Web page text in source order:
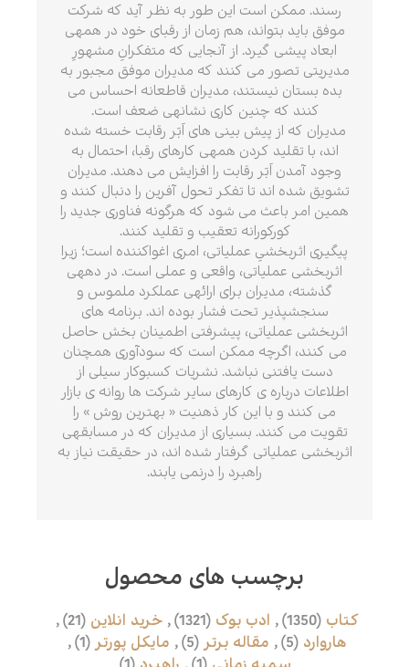
رسند. ممکن است این طور به نظر آید که شرکت
موفق باید بتواند، هم زمان از رقبای خود در همه­ی
ابعاد پیشی گیرد. از آنجایی که متفکرانِ مشهورِ
مدیریتی تصور می کنند که مدیران موفق مجبور به
بده بستان نیستند، مدیران قاطعانه احساس می
کنند که چنین کاری نشانه­ی ضعف است.
مدیران که از پیش بینی های اَبَر رقابت خسته شده
اند، با تقلید کردن همه­ی کارهای رقبا، احتمال به
وجود آمدن اَبَر رقابت را افزایش می دهند. مدیران
تشویق شده اند تا تفکر تحول آفرین را دنبال کنند و
همین امر باعث می شود که هرگونه فناوری جدید را
کورکورانه تعقیب و تقلید کنند.
پیگیری اثربخشیِ عملیاتی، امری اغواکننده است؛ زیرا
اثربخشی عملیاتی، واقعی و عملی است. در دهه­ی
گذشته، مدیران برای ارائه­ی عملکرد ملموس و
سنجش­پذیر تحت فشار بوده اند. برنامه های
اثربخشی عملیاتی، پیشرفتی اطمینان بخش حاصل
می کنند، اگرچه ممکن است که سودآوری همچنان
دست یافتنی نباشد. نشریات کسب­وکار سیلی از
اطلاعات درباره ی کارهای سایر شرکت ها روانه ی بازار
می کنند و با این کار ذهنیت « بهترین روش » را
تقویت می کنند. بسیاری از مدیران که در مسابقه­ی
اثربخشی عملیاتی گرفتار شده اند، در حقیقت نیاز به
راهبرد را درنمی یابند.
برچسب های محصول
کتاب (1350)
, ادب بوک (1321)
, خرید انلاین (21)
,
هاروارد (5)
, مقاله برتر (5)
, مایکل پورتر (1)
,